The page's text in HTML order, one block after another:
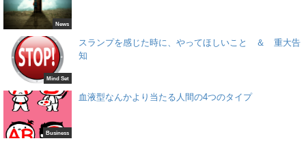
News
Mind Set
スランプを感じた時に、やってほしいこと ＆ 重大告
知
Business
血液型なんかより当たる人間の4つのタイプ